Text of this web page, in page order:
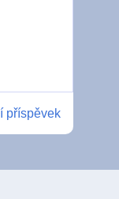
příspěvek